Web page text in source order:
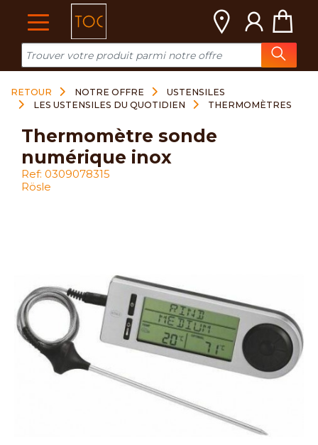
RETOUR NOTRE OFFRE
USTENSILES
LES USTENSILES DU QUOTIDIEN
THERMOMÈTRES
thermomètre sonde
numérique inox
Ref: 0309078315
Rösle
Cookies management panel